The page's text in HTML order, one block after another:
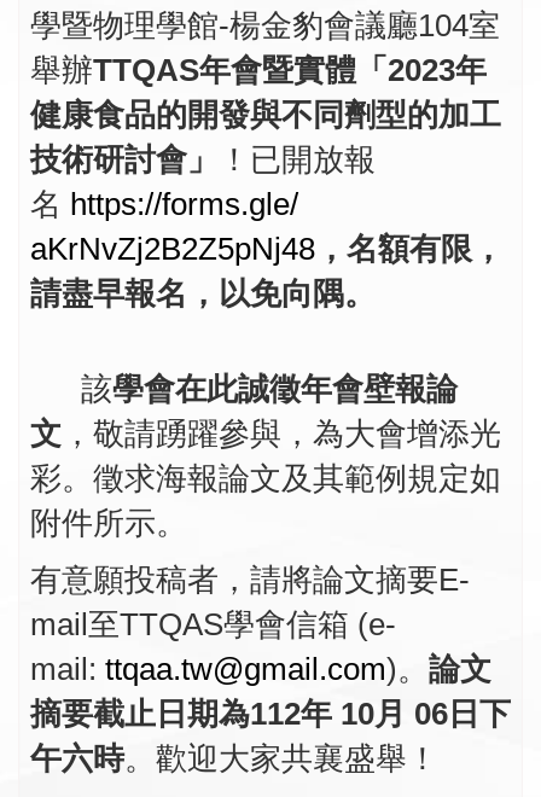
學暨物理學館-楊金豹會議廳104室
舉辦TTQAS年會暨實體「 2023年
健康食品的開發與不同劑型的加工
技術研討會 」 ！已開放報
名 https://forms.gle/
aKrNvZj2B2Z5pNj48 ，名額有限，
請盡早報名， 以免向隅。
該學會在此誠徵年會壁報論
文 ，敬請踴躍參與， 為大會增添光
彩。徵求海報論文及其範例規定如
附件所示。
有意願投稿者，請將論文摘要E-
mail至TTQAS學會信箱 (e-
mail: ttqaa.tw@gmail.com)。 論文
摘要截止日期為112年 10月 06日 下
午六時。歡迎大家共襄盛舉！